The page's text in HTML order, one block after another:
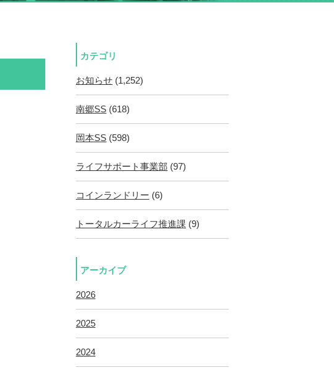
カテゴリ
お知らせ (1,252)
南郷SS (618)
岡本SS (598)
ライフサポート事業部 (97)
コインランドリー (6)
トータルカーライフ推進課 (9)
アーカイブ
2026
2025
2024